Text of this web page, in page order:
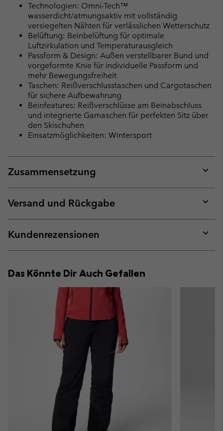
Technologien: Omni-Tech™
wasserdicht/atmungsaktiv mit vollständig
versiegelten Nähten für verlässlichen Wetterschutz
Belüftung: Beinbelüftung für optimale
Luftzirkulation und Temperaturausgleich
Passform & Design: Außen verstellbarer Bund und
vorgeformte Knie für individuelle Passform und
mehr Bewegungsfreiheit
Taschen: Reißverschlusstaschen und Cargotaschen
für sichere Aufbewahrung
Beinfeatures: Reißverschlüsse am Beinabschluss
und integrierte Gamaschen für perfekten Sitz über
den Skischuhen
Einsatzmöglichkeiten: Wintersport
Zusammensetzung
or
Versand und Rückgabe
or
Kundenrezensionen
or
Das Könnte Dir Auch Gefallen